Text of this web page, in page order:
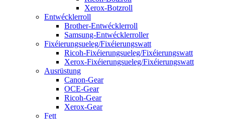
Xerox-Botzroll
Entwécklerroll
Brother-Entwécklerroll
Samsung-Entwécklerroller
Fixéierungsueleg/Fixéierungswatt
Ricoh-Fixéierungsueleg/Fixéierungswatt
Xerox-Fixéierungsueleg/Fixéierungswatt
Ausrüstung
Canon-Gear
OCE-Gear
Ricoh-Gear
Xerox-Gear
Fett